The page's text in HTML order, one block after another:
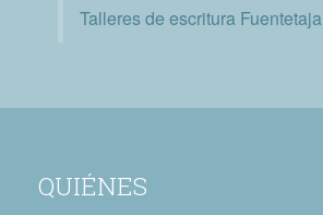
Talleres de escritura Fuentetaja
QUIÉNES